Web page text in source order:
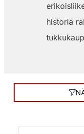
historia